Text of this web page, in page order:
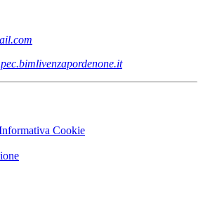
Cookie